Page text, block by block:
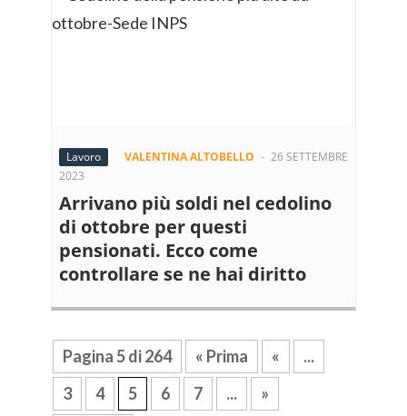
Lavoro VALENTINA ALTOBELLO - 26 SETTEMBRE
2023
Arrivano più soldi nel cedolino
di ottobre per questi
pensionati. Ecco come
controllare se ne hai diritto
Pagina 5 di 264 « Prima «
...
3
4 5 6 7 ...
»